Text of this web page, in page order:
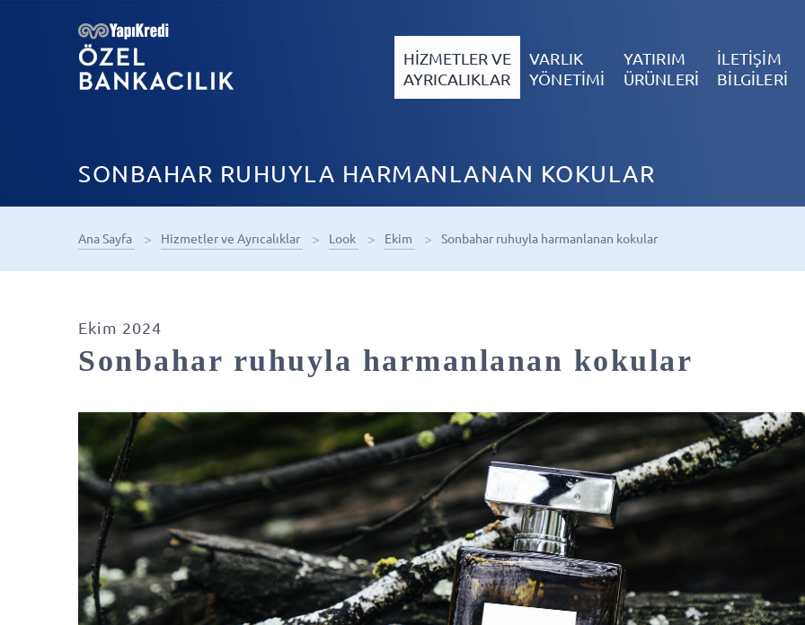
HİZMETLER VE
AYRICALIKLAR
VARLIK
YÖNETİMİ
YATIRIM
ÜRÜNLERİ
İLETİŞİM
BİLGİLERİ
SONBAHAR RUHUYLA HARMANLANAN KOKULAR
Ana Sayfa Hizmetler ve Ayrıcalıklar Look Ekim Sonbahar ruhuyla harmanlanan kokular
Ekim 2024
Sonbahar ruhuyla harmanlanan kokular